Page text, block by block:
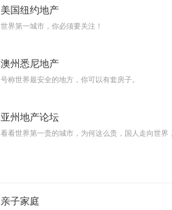
美国纽约地产
世界第一城市，你必须要关注！
澳州悉尼地产
号称世界最安全的地方，你可以有套房子。
亚州地产论坛
看看世界第一贵的城市，为何这么贵，国人走向世界
亲子家庭